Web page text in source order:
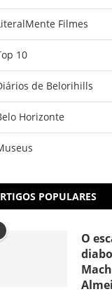
Filmes
10
de Belorihills
Horizonte
POPULARES
O